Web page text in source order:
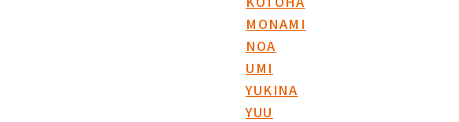
MONAMI
NOA
UMI
YUKINA
YUU